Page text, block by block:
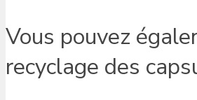
Vous pouvez
recyclage des